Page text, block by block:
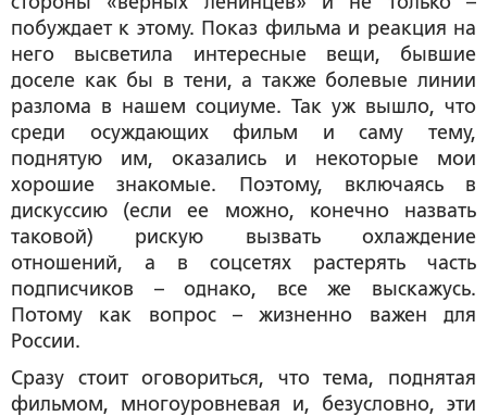
побуждает к этому. Показ фильма и реакция на
него высветила интересные вещи, бывшие
доселе как бы в тени, а также болевые линии
разлома в нашем социуме. Так уж вышло, что
среди осуждающих фильм и саму тему,
поднятую им, оказались и некоторые мои
хорошие знакомые. Поэтому, включаясь в
дискуссию (если ее можно, конечно назвать
таковой) рискую вызвать охлаждение
отношений, а в соцсетях растерять часть
подписчиков – однако, все же выскажусь.
Потому как вопрос – жизненно важен для
России.
Сразу стоит оговориться, что тема, поднятая
фильмом, многоуровневая и, безусловно, эти